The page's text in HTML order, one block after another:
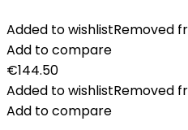
Added to wishlistRemoved
Add to compare
€144.50
Added to wishlistRemoved
Add to compare